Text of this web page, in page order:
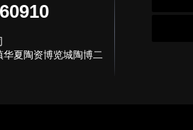
夏陶资博览城陶博二